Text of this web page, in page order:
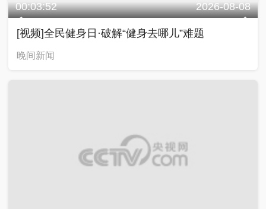
00:03:52 2026-08-08
[视频]全民健身日·破解“健身去哪儿”难题
晚间新闻